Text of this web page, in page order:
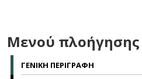
Μενού πλοήγησης
ΓΕΝΙΚΗ ΠΕΡΙΓΡΑΦΗ